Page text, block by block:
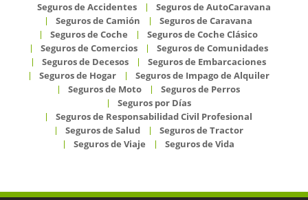
Seguros de Accidentes
Seguros de AutoCaravana
Seguros de Camión
Seguros de Caravana
Seguros de Coche
Seguros de Coche Clásico
Seguros de Comercios
Seguros de Comunidades
Seguros de Decesos
Seguros de Embarcaciones
Seguros de Hogar
Seguros de Impago de Alquiler
Seguros de Moto
Seguros de Perros
Seguros por Días
Seguros de Responsabilidad Civil Profesional
Seguros de Salud
Seguros de Tractor
Seguros de Viaje
Seguros de Vida